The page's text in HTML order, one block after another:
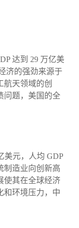
达到 29 万亿美
济的强劲来源于
航天领域的创
问题，美国的全
美元，人均 GDP
制造业向创新高
使其在全球经济
和环境压力，中